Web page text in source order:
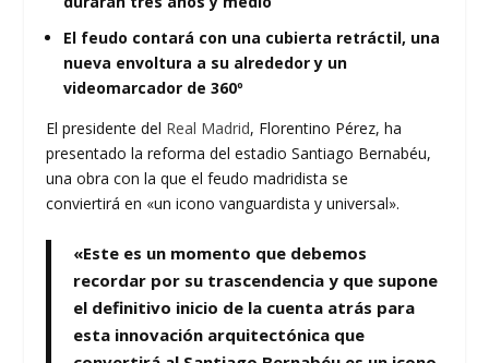
El feudo contará con una cubierta retráctil, una
nueva envoltura a su alrededor y un
videomarcador de 360º
El presidente del Real Madrid, Florentino Pérez, ha
presentado la reforma del estadio Santiago Bernabéu,
una obra con la que el feudo madridista se
conviertirá en «un icono vanguardista y universal».
«Este es un momento que debemos
recordar por su trascendencia y que supone
el definitivo inicio de la cuenta atrás para
esta innovación arquitectónica que